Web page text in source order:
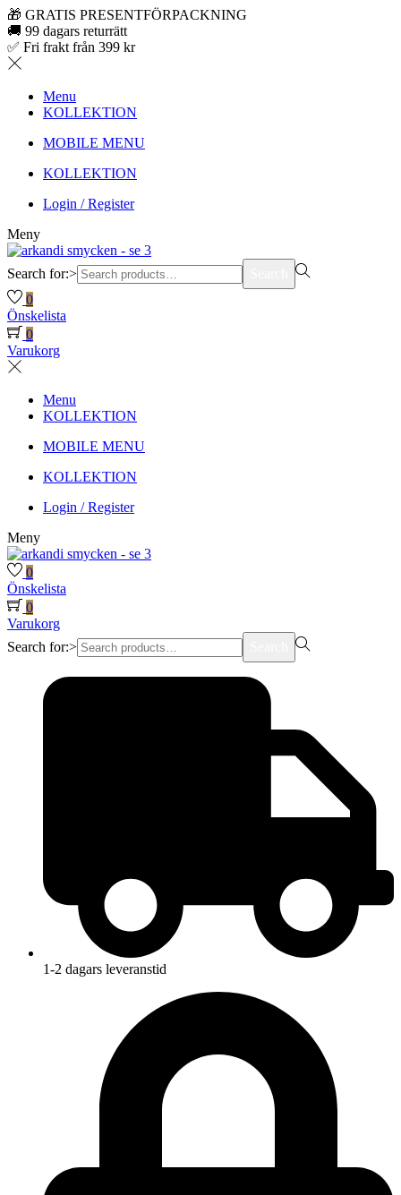
🎁 GRATIS PRESENTFÖRPACKNING
🚚 99 dagars returrätt
✅ Fri frakt från 399 kr
Menu
KOLLEKTION
MOBILE MENU
KOLLEKTION
Login / Register
Meny
Search for:>
0
Önskelista
0
Varukorg
Menu
KOLLEKTION
MOBILE MENU
KOLLEKTION
Login / Register
Meny
0
Önskelista
0
Varukorg
Search for:>
1-2 dagars leveranstid